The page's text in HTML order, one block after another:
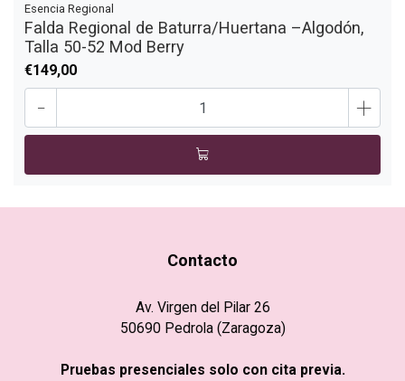
Esencia Regional
Falda Regional de Baturra/Huertana –Algodón,
Talla 50-52 Mod Berry
€149,00
- +
Contacto
Av. Virgen del Pilar 26
50690 Pedrola (Zaragoza)
Pruebas presenciales solo con cita previa.